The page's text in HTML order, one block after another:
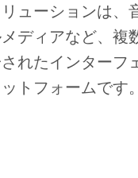
ューションは、
ディアなど、複
れたインターフ
トフォームです。